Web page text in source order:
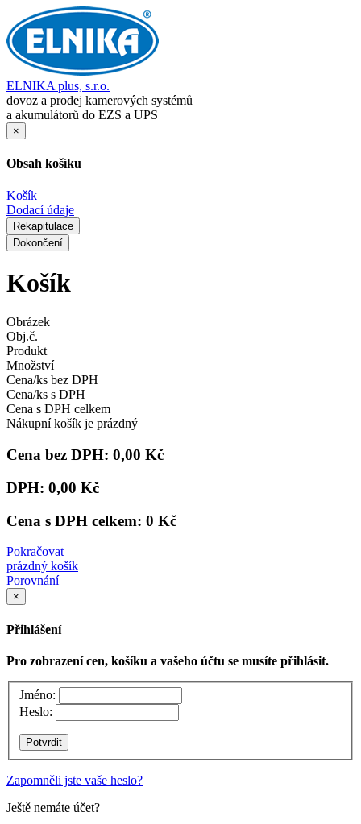
ELNIKA plus, s.r.o.
dovoz a prodej kamerových systémů
a akumulátorů do EZS a UPS
×
Obsah košíku
Košík
Dodací údaje
Rekapitulace
Dokončení
Košík
Obrázek
Obj.č.
Produkt
Množství
Cena/ks bez DPH
Cena/ks s DPH
Cena s DPH celkem
Nákupní košík je prázdný
Cena bez DPH: 0,00 Kč
DPH: 0,00 Kč
Cena s DPH celkem: 0 Kč
Pokračovat
prázdný košík
Porovnání
×
Přihlášení
Pro zobrazení cen, košíku a vašeho účtu se musíte přihlásit.
Jméno:
Heslo:
Zapomněli jste vaše heslo?
Ještě nemáte účet?